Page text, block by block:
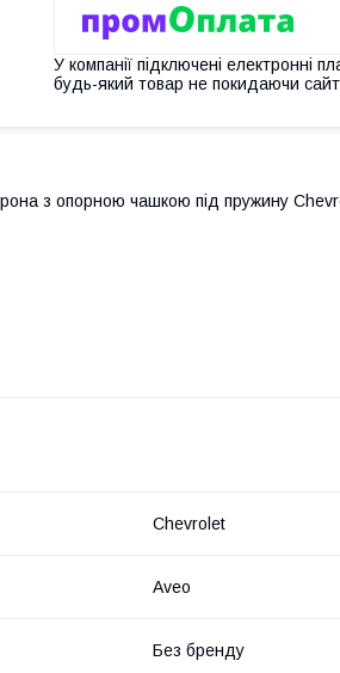
У компанії підключені електронні
будь-який товар не покидаючи
з опорною чашкою під пружину
Chevrolet
Aveo
Без бренду